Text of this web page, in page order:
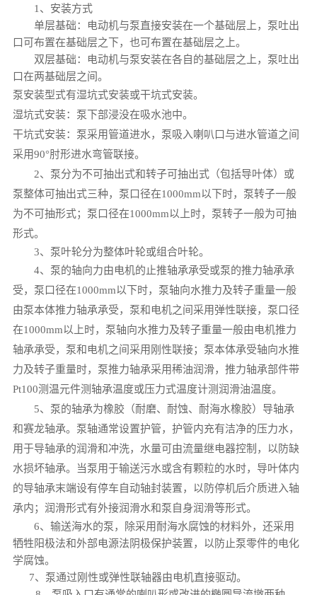
1、安装方式
单层基础：电动机与泵直接安装在一个基础层上，泵吐出
口可布置在基础层之下，也可布置在基础层之上。
双层基础：电动机与泵安装在各自的基础层之上，泵吐出
口在两基础层之间。
泵安装型式有湿坑式安装或干坑式安装。
湿坑式安装：泵下部浸没在吸水池中。
干坑式安装：泵采用管道进水，泵吸入喇叭口与进水管道之间
采用90°肘形进水弯管联接。
2、泵分为不可抽出式和转子可抽出式（包括导叶体）或
泵整体可抽出式三种，泵口径在1000mm以下时，泵转子一般
为不可抽形式；泵口径在1000mm以上时，泵转子一般为可抽
形式。
3、泵叶轮分为整体叶轮或组合叶轮。
4、泵的轴向力由电机的止推轴承承受或泵的推力轴承承
受，泵口径在1000mm以下时，泵轴向水推力及转子重量一般
由泵本体推力轴承承受，泵和电机之间采用弹性联接，泵口径
在1000mm以上时，泵轴向水推力及转子重量一般由电机推力
轴承承受，泵和电机之间采用刚性联接；泵本体承受轴向水推
力及转子重量时，泵推力轴承采用稀油润滑，推力轴承部件带
Pt100测温元件测轴承温度或压力式温度计测润滑油温度。
5、泵的轴承为橡胶（耐磨、耐蚀、耐海水橡胶）导轴承
和赛龙轴承。泵轴通常设置护管，护管内充有洁净的压力水，
用于导轴承的润滑和冲洗，水量可由流量继电器控制，以防缺
水损坏轴承。当泵用于输送污水或含有颗粒的水时，导叶体内
的导轴承末端设有停车自动轴封装置，以防停机后介质进入轴
承内；润滑形式有外接润滑水和泵自身润滑等形式。
6、输送海水的泵，除采用耐海水腐蚀的材料外，还采用
牺牲阳极法和外部电源法阴极保护装置，以防止泵零件的电化
学腐蚀。
7、泵通过刚性或弹性联轴器由电机直接驱动。